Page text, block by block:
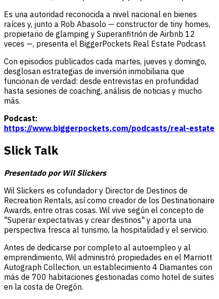
Es una autoridad reconocida a nivel nacional en bienes
raíces y, junto a Rob Abasolo — constructor de tiny homes,
propietario de glamping y Superanfitrión de Airbnb 12
veces —, presenta el BiggerPockets Real Estate Podcast.
Con episodios publicados cada martes, jueves y domingo,
desglosan estrategias de inversión inmobiliaria que
funcionan de verdad: desde entrevistas en profundidad
hasta sesiones de coaching, análisis de noticias y mucho
más.
Podcast:
https://www.biggerpockets.com/podcasts/real-estate
Slick Talk
Presentado por Wil Slickers
Wil Slickers es cofundador y Director de Destinos de
Recreation Rentals, así como creador de los Destinationaire
Awards, entre otras cosas. Wil vive según el concepto de
"Superar expectativas y crear destinos" y aporta una
perspectiva fresca al turismo, la hospitalidad y el servicio.
Antes de dedicarse por completo al autoempleo y al
emprendimiento, Wil administró propiedades en el Marriott
Autograph Collection, un establecimiento 4 Diamantes con
más de 700 habitaciones gestionadas como hotel de suites
en la costa de Oregón.